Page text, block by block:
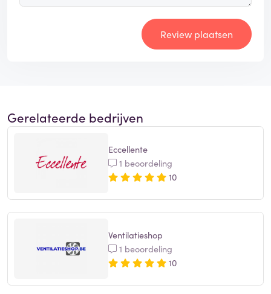
Review plaatsen
Gerelateerde bedrijven
Eccellente
1 beoordeling
10
Ventilatieshop
1 beoordeling
10